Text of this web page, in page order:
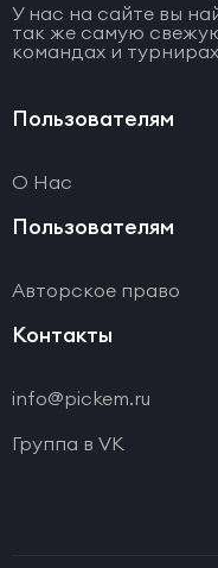
У нас на сайте вы
так же самую
командах и турнирах
Пользователям
О Нас
Пользователям
Авторское право
Контакты
info@pickem.ru
Группа в VK